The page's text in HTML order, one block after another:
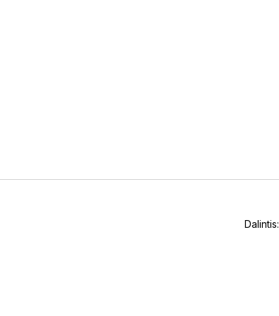
ką rodo vokiečių
Dalintis: